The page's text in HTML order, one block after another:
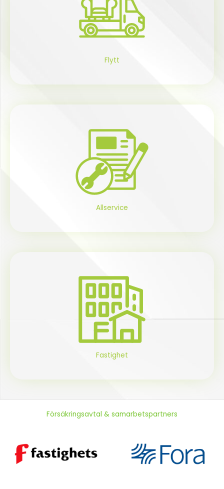
Flytt
Allservice
Fastighet
Försäkringsavtal & samarbetspartners